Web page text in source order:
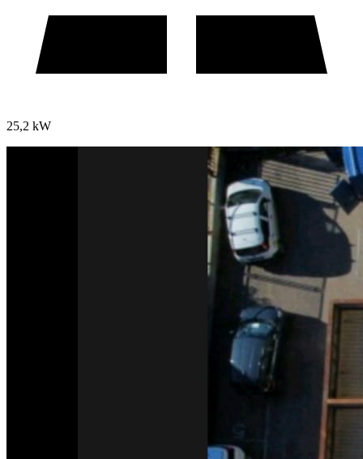
25,2 kW